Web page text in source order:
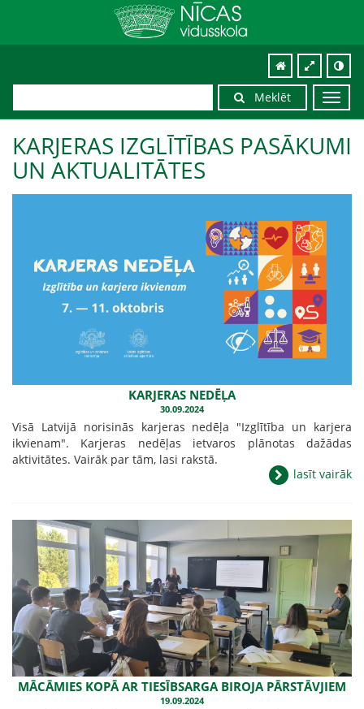
Meklēt
KARJERAS IZGLĪTĪBAS PASĀKUMI
UN AKTUALITĀTES
KARJERAS NEDĒĻA
30.09.2024
Visā Latvijā norisinās karjeras nedēļa "Izglītība un karjera
ikvienam". Karjeras nedēļas ietvaros plānotas dažādas
aktivitātes. Vairāk par tām, lasi rakstā.
lasīt vairāk
MĀCĀMIES KOPĀ AR TIESĪBSARGA BIROJA PĀRSTĀVJIEM
19.09.2024